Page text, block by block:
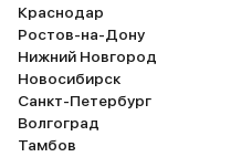
Краснодар
Ростов-на-Дону
Нижний Новгород
Новосибирск
Санкт-Петербург
Волгоград
Тамбов